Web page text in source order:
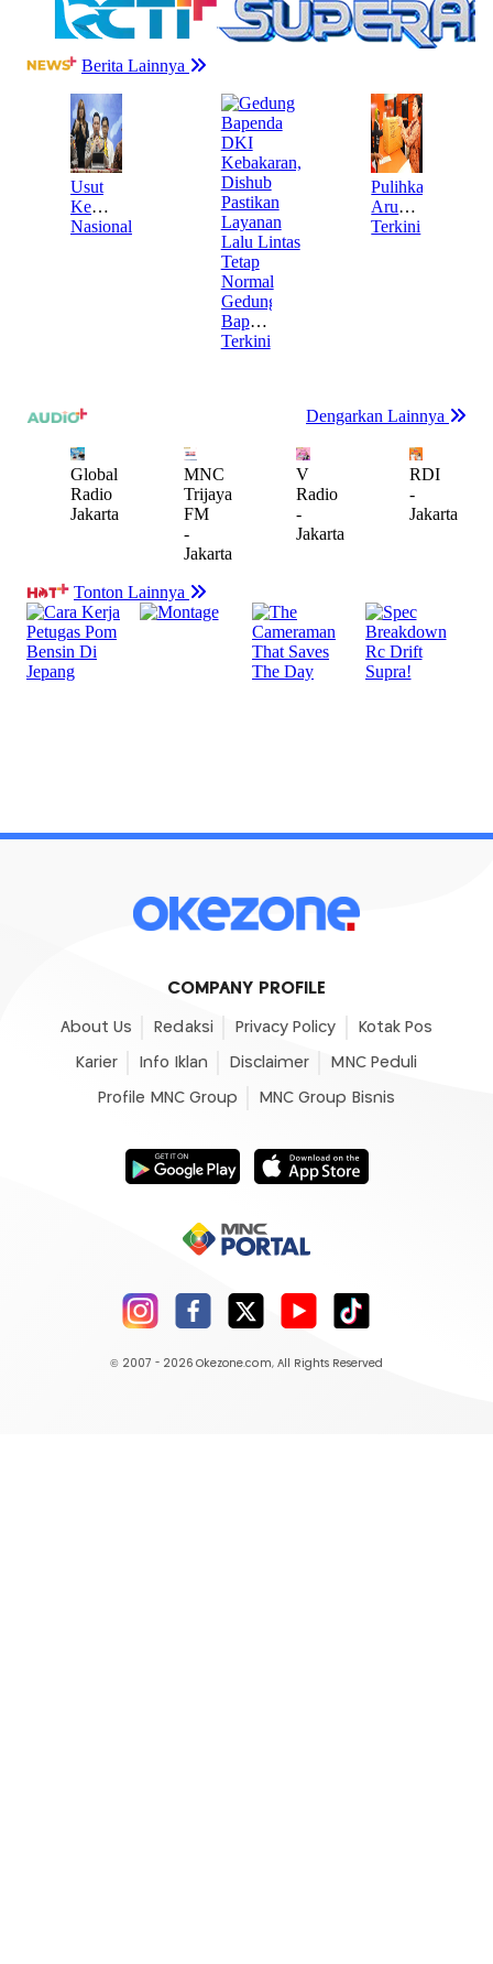
COMPANY PROFILE
About Us Redaksi Privacy Policy Kotak Pos
Karier Info Iklan Disclaimer MNC Peduli
Profile MNC Group MNC Group Bisnis
© 2007 - 2026 Okezone.com, All Rights Reserved